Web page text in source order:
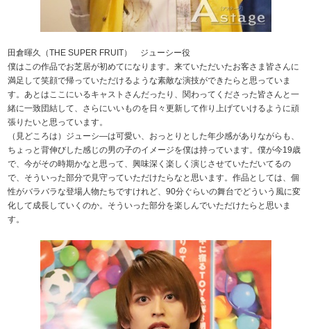
田倉暉久（THE SUPER FRUIT） ジューシー役
僕はこの作品でお芝居が初めてになります。来ていただいたお客さま皆さんに
満足して笑顔で帰っていただけるような素敵な演技ができたらと思っていま
す。あとはここにいるキャストさんだったり、関わってくださった皆さんと一
緒に一致団結して、さらにいいものを日々更新して作り上げていけるように頑
張りたいと思っています。
（見どころは）ジューシ―は可愛い、おっとりとした年少感がありながらも、
ちょっと背伸びした感じの男の子のイメージを僕は持っています。僕が今19歳
で、今がその時期かなと思って、興味深く楽しく演じさせていただいてるの
で、そういった部分で見守っていただけたらなと思います。作品としては、個
性がバラバラな登場人物たちですけれど、90分ぐらいの舞台でどういう風に変
化して成長していくのか。そういった部分を楽しんでいただけたらと思いま
す。